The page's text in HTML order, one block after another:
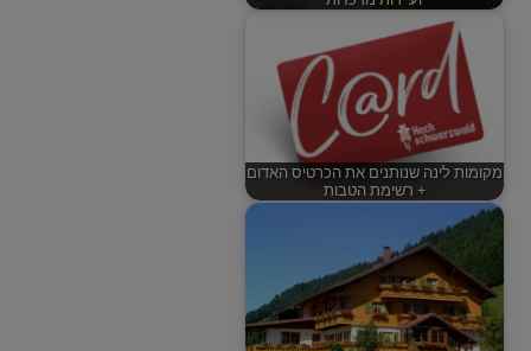
מקומות לינה שנותנים את הכרטיס האדום
+ רשימת הטבות